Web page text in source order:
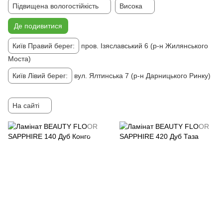
Підвищена вологостійкість Висока
Де подивитися
Київ Правий берег:
пров. Ізяславський 6 (р-н Жилянського
Моста)
Київ Лівий берег: вул. Ялтинська 7 (р-н Дарницького Ринку)
На сайті